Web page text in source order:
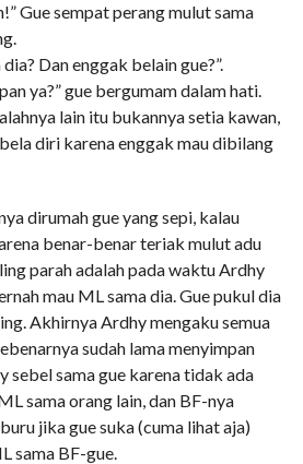
Gue sempat perang mulut sama
Dan enggak belain gue?”.
ya?” gue bergumam dalam hati.
lain itu bukannya setia kawan,
diri karena enggak mau dibilang
dirumah gue yang sepi, kalau
benar-benar teriak mulut adu
parah adalah pada waktu Ardhy
mau ML sama dia. Gue pukul dia
Akhirnya Ardhy mengaku semua
sudah lama menyimpan
sebel sama gue karena tidak ada
sama orang lain, dan BF-nya
jika gue suka (cuma lihat aja)
sama BF-gue.